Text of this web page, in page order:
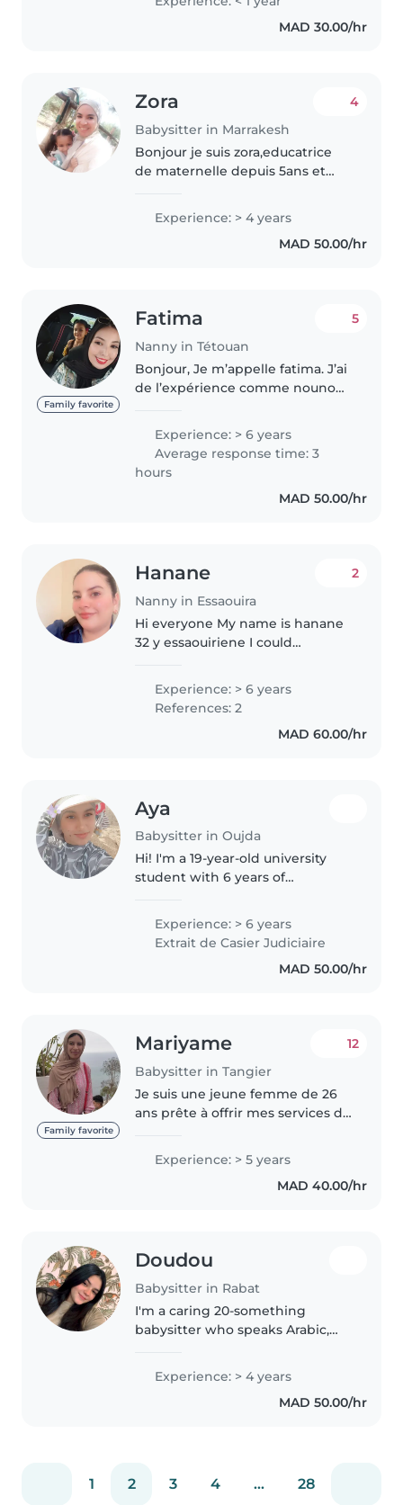
Étudiante en maintenance
biomédicale, je suis patiente et
MAD 30.00/hr
Zora
Babysitter in Marrakesh
4
Bonjour je suis zora,educatrice
de maternelle depuis 5ans et
soir et nuit et weekend tout la
journée ,je suis
patiente,active,attentive Merci
Experience: > 4 years
MAD 50.00/hr
Family favorite
Fatima
Nanny in Tétouan
5
Bonjour, Je m’appelle fatima. J’ai
de l’expérience comme nounou
les enfants. Je suis patiente,
sérieuse et toujours souriante.
J’aime aider les..
Experience: > 6 years
Average response time: 3
hours
MAD 50.00/hr
Hanane
Nanny in Essaouira
2
Hi everyone My name is hanane
32 y essaouiriene I could
my best time is it when I take
care of a child , this adventure..
Experience: > 6 years
References: 2
MAD 60.00/hr
Aya
Babysitter in Oujda
Hi! I'm a 19-year-old university
student with 6 years of
and preschoolers. As an aunt to
five wonderful kids aged 7years
Experience: > 6 years
Extrait de Casier Judiciaire
MAD 50.00/hr
Family favorite
Mariyame
Babysitter in Tangier
12
Je suis une jeune femme de 26
ans prête à offrir mes services de
n'aie pas encore d'expérience
professionnelle, mais j'ai assez
d'expérience gardée mon..
Experience: > 5 years
MAD 40.00/hr
Doudou
Babysitter in Rabat
I'm a caring 20-something
babysitter who speaks Arabic,
With 4 years of experience
tending to babies, toddlers,
preschoolers, gradeschoolers,
Experience: > 4 years
MAD 50.00/hr
1 2 3 4 ... 28